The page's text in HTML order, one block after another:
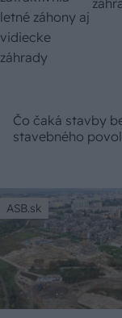
Čo čaká stavby
stavebného
ASB.sk